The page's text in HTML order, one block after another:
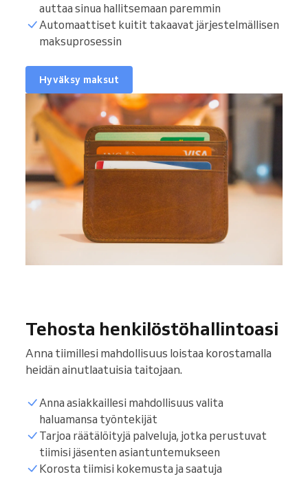
auttaa sinua hallitsemaan paremmin
Automaattiset kuitit takaavat järjestelmällisen
maksuprosessin
Hyväksy maksut
Tehosta henkilöstöhallintoasi
Anna tiimillesi mahdollisuus loistaa korostamalla
heidän ainutlaatuisia taitojaan.
Anna asiakkaillesi mahdollisuus valita
haluamansa työntekijät
Tarjoa räätälöityjä palveluja, jotka perustuvat
tiimisi jäsenten asiantuntemukseen
Korosta tiimisi kokemusta ja saatuja